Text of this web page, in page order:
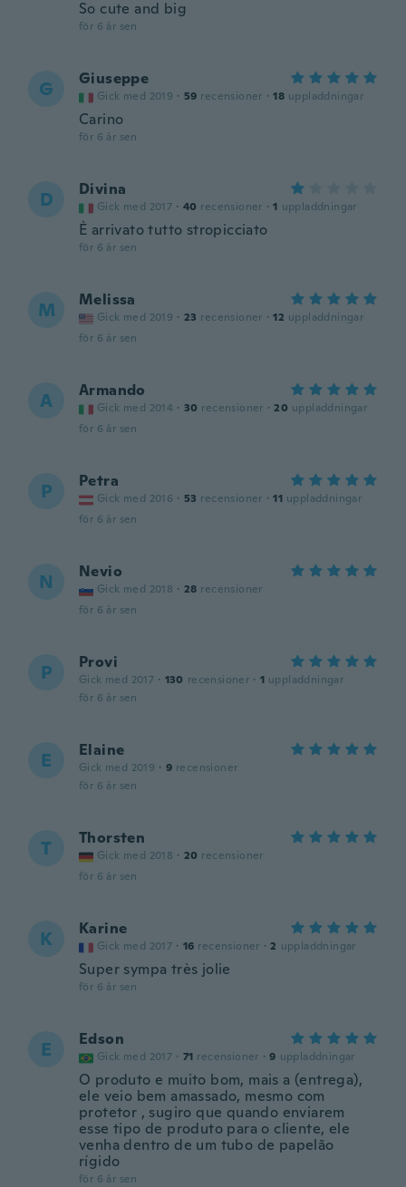
So cute and big
för 6 år sen
G Giuseppe
Gick med 2019 · 59 recensioner · 18 uppladdningar
Carino
för 6 år sen
D Divina
Gick med 2017 · 40 recensioner · 1 uppladdningar
È arrivato tutto stropicciato
för 6 år sen
M Melissa
Gick med 2019 · 23 recensioner · 12 uppladdningar
för 6 år sen
A Armando
Gick med 2014 · 30 recensioner · 20 uppladdningar
för 6 år sen
P Petra
Gick med 2016 · 53 recensioner · 11 uppladdningar
för 6 år sen
N Nevio
Gick med 2018 · 28 recensioner
för 6 år sen
P Provi
Gick med 2017 · 130 recensioner · 1 uppladdningar
för 6 år sen
E Elaine
Gick med 2019 · 9 recensioner
för 6 år sen
T Thorsten
Gick med 2018 · 20 recensioner
för 6 år sen
K Karine
Gick med 2017 · 16 recensioner · 2 uppladdningar
Super sympa très jolie
för 6 år sen
E Edson
Gick med 2017 · 71 recensioner · 9 uppladdningar
O produto e muito bom, mais a (entrega),
ele veio bem amassado, mesmo com
protetor , sugiro que quando enviarem
esse tipo de produto para o cliente, ele
venha dentro de um tubo de papelão
rígido
för 6 år sen